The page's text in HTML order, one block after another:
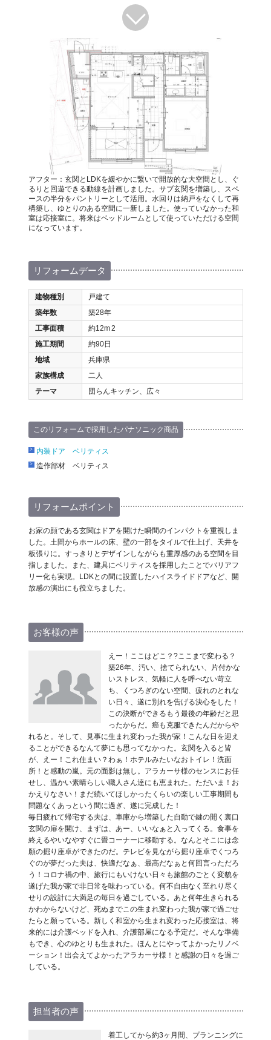
アフター：玄関とLDKを緩やかに繋いで開放的な大空間とし、ぐ
るりと回遊できる動線を計画しました。サブ玄関を増築し、スペ
ースの半分をパントリーとして活用。水回りは納戸をなくして再
構築し、ゆとりのある空間に一新しました。使っていなかった和
室は応接室に。将来はベッドルームとして使っていただける空間
になっています。
リフォームデータ
建物種別
戸建て
築年数
築28年
工事面積
約12m2
施工期間
約90日
地域
兵庫県
家族構成
二人
テーマ
団らんキッチン、広々
このリフォームで採用したパナソニック商品
内装ドア ベリティス
造作部材 ベリティス
リフォームポイント
お家の顔である玄関はドアを開けた瞬間のインパクトを重視しま
した。土間からホールの床、壁の一部をタイルで仕上げ、天井を
板張りに。すっきりとデザインしながらも重厚感のある空間を目
指しました。また、建具にベリティスを採用したことでバリアフ
リー化も実現。LDKとの間に設置したハイスライドドアなど、開
放感の演出にも役立ちました。
お客様の声
えー！ここはどこ？?ここまで変わる？
築26年、汚い、捨てられない、片付かな
いストレス、気軽に人を呼べない苛立
ち、くつろぎのない空間、疲れのとれな
い日々、遂に別れを告げる決心をした！
この決断ができるもう最後の年齢だと思
ったからだ。癌も克服できたんだからや
れると。そして、見事に生まれ変わった我が家！こんな日を迎え
ることができるなんて夢にも思ってなかった。玄関を入ると皆
が、えー！これ住まい？わぁ！ホテルみたいなおトイレ！洗面
所！と感動の嵐。元の面影は無し。アラカーサ様のセンスにお任
せし、温かい素晴らしい職人さん達にも恵まれた。ただいま！お
かえりなさい！まだ続いてほしかったくらいの楽しい工事期間も
問題なくあっという間に過ぎ、遂に完成した！
毎日疲れて帰宅する夫は、車庫から増築した自動で鍵の開く裏口
玄関の扉を開け、まずは、あー、いいなぁと入ってくる。食事を
終えるやいなやすぐに畳コーナーに移動する。なんとそこには念
願の掘り座卓ができたのだ。テレビを見ながら掘り座卓でくつろ
ぐのが夢だった夫は、快適だなぁ、最高だなぁと何回言っただろ
う！コロナ禍の中、旅行にもいけない日々も旅館のごとく変貌を
遂げた我が家で非日常を味わっている。何不自由なく至れり尽く
せりの設計に大満足の毎日を過ごしている。あと何年生きられる
かわからないけど、死ぬまでこの生まれ変わった我が家で過ごせ
たらと願っている。新しく和室から生まれ変わった応接室は、将
来的には介護ベッドを入れ、介護部屋になる予定だ。そんな準備
もでき、心のゆとりも生まれた。ほんとにやってよかったリノベ
ーション！出会えてよかったアラカーサ様！と感謝の日々を過ご
している。
担当者の声
着工してから約3ヶ月間、プランニングに